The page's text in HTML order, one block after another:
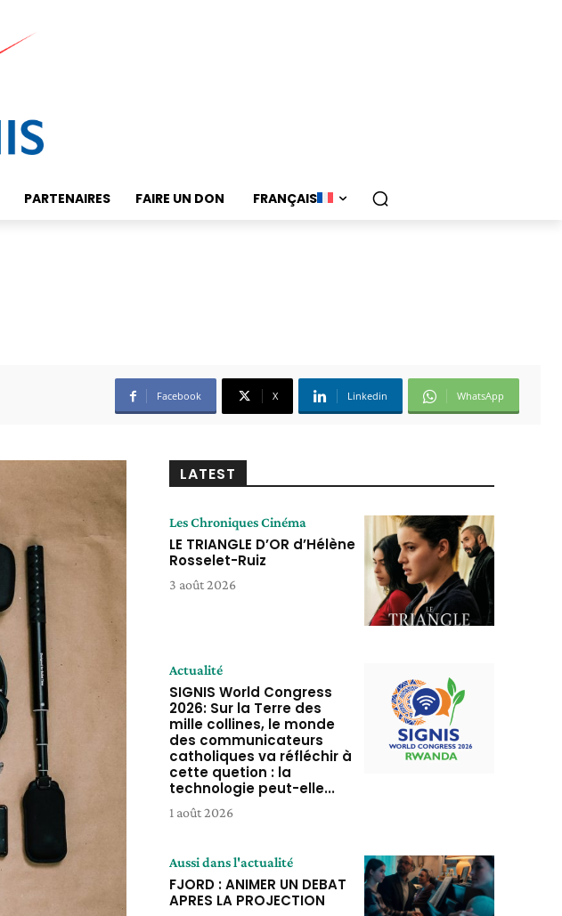
PARTENAIRES FAIRE UN DON FRANÇAIS
Facebook X Linkedin WhatsApp
LATEST
Les Chroniques Cinéma
LE TRIANGLE D’OR d’Hélène
Rosselet-Ruiz
3 août 2026
Actualité
SIGNIS World Congress
2026: Sur la Terre des
mille collines, le monde
des communicateurs
catholiques va réfléchir à
cette quetion : la
technologie peut-elle...
1 août 2026
Aussi dans l'actualité
FJORD : ANIMER UN DEBAT
APRES LA PROJECTION